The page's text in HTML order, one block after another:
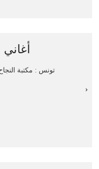
تونس : مكتبة